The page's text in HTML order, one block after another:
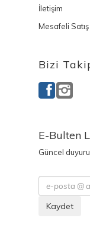
İletişim
Mesafeli
Bizi
E-Bulten
Güncel
Kaydet